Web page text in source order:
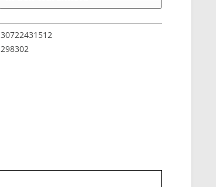
30722431512
298302